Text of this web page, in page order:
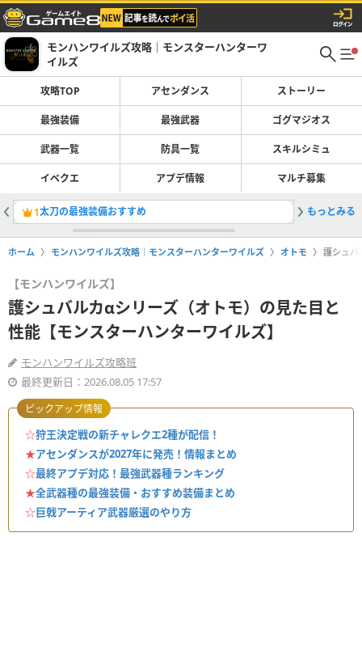
モンハンワイルズ攻略｜モンスターハンターワ
イルズ
攻略TOP アセンダンス ストーリー
最強装備 最強武器 ゴグマジオス
武器一覧 防具一覧 スキルシミュ
イベクエ アプデ情報 マルチ募集
1太刀の最強装備おすすめ 2Switch2
もっとみる
ホーム モンハンワイルズ攻略｜モンスターハンターワイルズ オトモ 護シュバ
【モンハンワイルズ】
護シュバルカαシリーズ（オトモ）の見た目と
性能【モンスターハンターワイルズ】
モンハンワイルズ攻略班
最終更新日：2026.08.05 17:57
☆狩王決定戦の新チャレクエ2種が配信！
★アセンダンスが2027年に発売！情報まとめ
☆最終アプデ対応！最強武器種ランキング
★全武器種の最強装備・おすすめ装備まとめ
☆巨戟アーティア武器厳選のやり方
ピックアップ情報